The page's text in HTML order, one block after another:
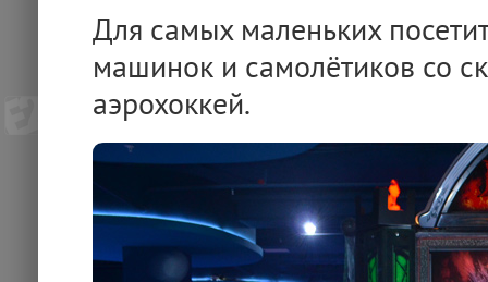
Для самых маленьких
машинок и самолётиков со
аэрохоккей.